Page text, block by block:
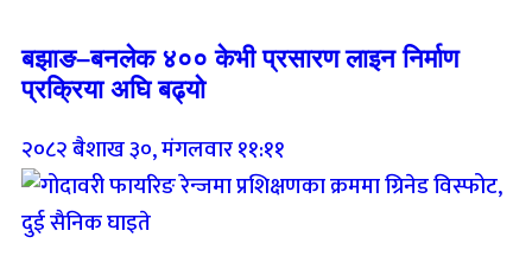
बझाङ–बनलेक ४०० केभी प्रसारण लाइन निर्माण
प्रक्रिया अघि बढ्यो
२०८२ बैशाख ३०, मंगलवार ११:११